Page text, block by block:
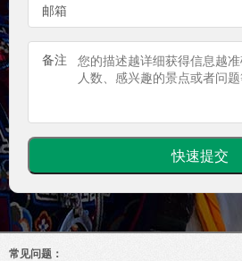
邮箱
备注
常见问题：